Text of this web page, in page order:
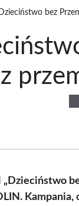
bez